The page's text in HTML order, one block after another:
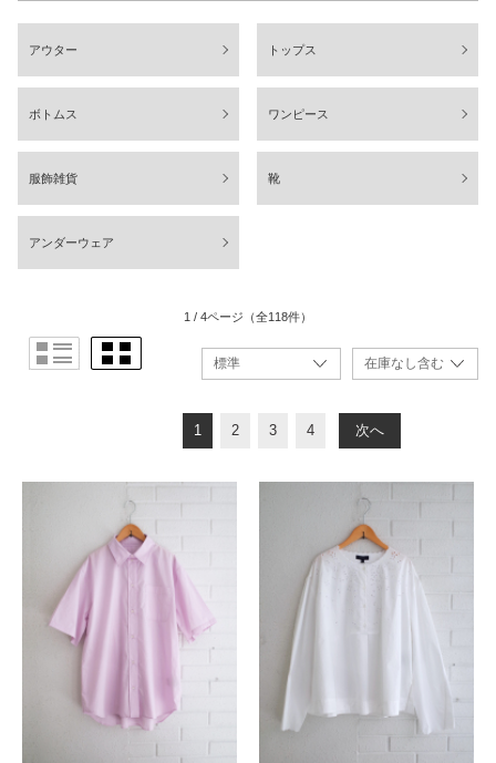
アウター トップス
ボトムス ワンピース
服飾雑貨 靴
アンダーウェア
1 / 4ページ （全118件）
1 2 3 4 次へ